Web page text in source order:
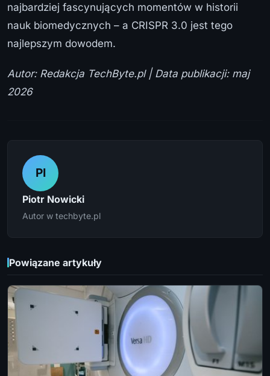
najbardziej fascynujących momentów w historii
nauk biomedycznych – a CRISPR 3.0 jest tego
najlepszym dowodem.
Autor: Redakcja TechByte.pl | Data publikacji: maj
2026
PI
Piotr Nowicki
Autor w techbyte.pl
Powiązane artykuły